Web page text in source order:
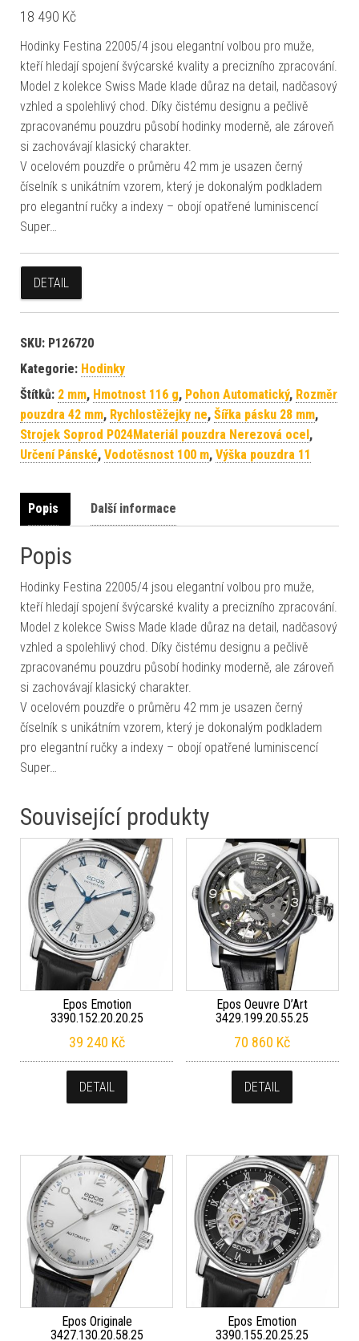
18 490 Kč
Hodinky Festina 22005/4 jsou elegantní volbou pro muže,
kteří hledají spojení švýcarské kvality a precizního zpracování.
Model z kolekce Swiss Made klade důraz na detail, nadčasový
vzhled a spolehlivý chod. Díky čistému designu a pečlivě
zpracovanému pouzdru působí hodinky moderně, ale zároveň
si zachovávají klasický charakter.
V ocelovém pouzdře o průměru 42 mm je usazen černý
číselník s unikátním vzorem, který je dokonalým podkladem
pro elegantní ručky a indexy – obojí opatřené luminiscencí
Super…
DETAIL
SKU: P126720
Kategorie: Hodinky
Štítků: 2 mm, Hmotnost 116 g, Pohon Automatický, Rozměr
pouzdra 42 mm, Rychlostěžejky ne, Šířka pásku 28 mm,
Strojek Soprod P024Materiál pouzdra Nerezová ocel ,
Určení Pánské, Vodotěsnost 100 m, Výška pouzdra 11
Popis Další informace
Popis
Hodinky Festina 22005/4 jsou elegantní volbou pro muže,
kteří hledají spojení švýcarské kvality a precizního zpracování.
Model z kolekce Swiss Made klade důraz na detail, nadčasový
vzhled a spolehlivý chod. Díky čistému designu a pečlivě
zpracovanému pouzdru působí hodinky moderně, ale zároveň
si zachovávají klasický charakter.
V ocelovém pouzdře o průměru 42 mm je usazen černý
číselník s unikátním vzorem, který je dokonalým podkladem
pro elegantní ručky a indexy – obojí opatřené luminiscencí
Super…
Související produkty
Epos Emotion
3390.152.20.20.25
39 240 Kč
DETAIL
Epos Oeuvre D’Art
3429.199.20.55.25
70 860 Kč
DETAIL
Epos Originale
3427.130.20.58.25
Epos Emotion
3390.155.20.25.25